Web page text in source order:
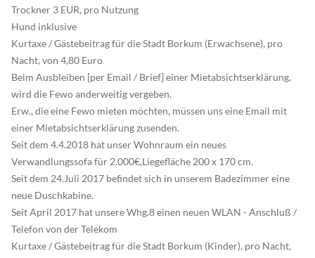
Trockner 3 EUR, pro Nutzung
Hund inklusive
Kurtaxe / Gästebeitrag für die Stadt Borkum (Erwachsene), pro
Nacht, von 4,80 Euro
Beim Ausbleiben [per Email / Brief] einer Mietabsichtserklärung,
wird die Fewo anderweitig vergeben.
Erw., die eine Fewo mieten möchten, müssen uns eine Email mit
einer Mietabsichtserklärung zusenden.
Seit dem 4.4.2018 hat unser Wohnraum ein neues
Verwandlungssofa für 2.000€,Liegefläche 200 x 170 cm.
Seit dem 24.Juli 2017 befindet sich in unserem Badezimmer eine
neue Duschkabine.
Seit April 2017 hat unsere Whg.8 einen neuen WLAN - Anschluß /
Telefon von der Telekom
Kurtaxe / Gästebeitrag für die Stadt Borkum (Kinder), pro Nacht,